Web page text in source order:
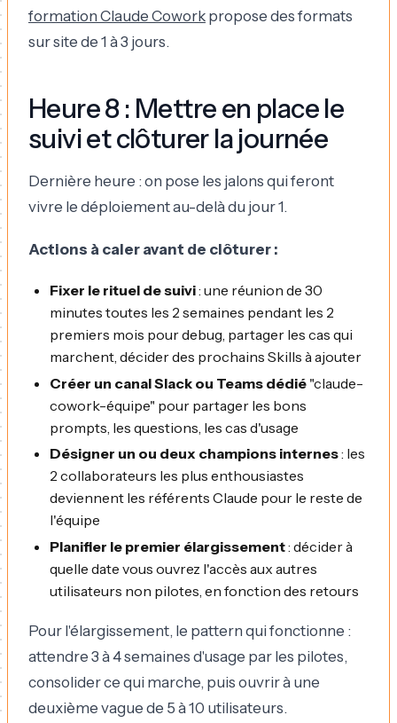
formation Claude Cowork propose des formats
sur site de 1 à 3 jours.
Heure 8 : Mettre en place le
suivi et clôturer la journée
Dernière heure : on pose les jalons qui feront
vivre le déploiement au-delà du jour 1.
Actions à caler avant de clôturer :
Fixer le rituel de suivi: une réunion de 30
minutes toutes les 2 semaines pendant les 2
premiers mois pour debug, partager les cas qui
marchent, décider des prochains Skills à ajouter
Créer un canal Slack ou Teams dédié "claude-
cowork-équipe" pour partager les bons
prompts, les questions, les cas d'usage
Désigner un ou deux champions internes: les
2 collaborateurs les plus enthousiastes
deviennent les référents Claude pour le reste de
l'équipe
Planifier le premier élargissement: décider à
quelle date vous ouvrez l'accès aux autres
utilisateurs non pilotes, en fonction des retours
Pour l'élargissement, le pattern qui fonctionne :
attendre 3 à 4 semaines d'usage par les pilotes,
consolider ce qui marche, puis ouvrir à une
deuxième vague de 5 à 10 utilisateurs.